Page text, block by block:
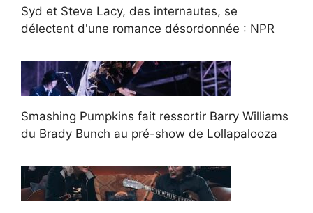
Syd et Steve Lacy, des internautes, se
délectent d'une romance désordonnée : NPR
Smashing Pumpkins fait ressortir Barry Williams
du Brady Bunch au pré-show de Lollapalooza